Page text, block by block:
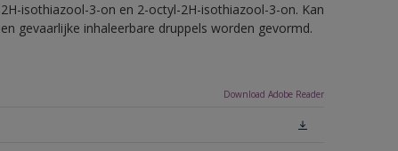
isothiazool-3-on en 2-octyl-2H-isothiazool-3-on. Kan
gevaarlijke inhaleerbare druppels worden gevormd.
Download Adobe Reader